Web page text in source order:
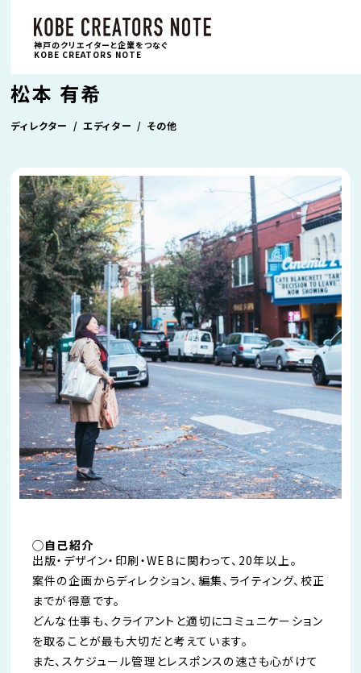
神戸のクリエイターと企業をつなぐ
KOBE CREATORS NOTE
松本 有希
ディレクター エディター その他
◯自己紹介
出版・デザイン・印刷・WEBに関わって、20年以上。
案件の企画からディレクション、編集、ライティング、校正
までが得意です。
どんな仕事も、クライアントと適切にコミュニケーション
を取ることが最も大切だと考えています。
また、スケジュール管理とレスポンスの速さも心がけて